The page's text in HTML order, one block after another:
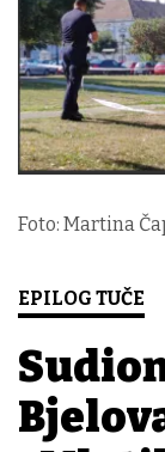
Foto: Martina
EPILOG TUČE